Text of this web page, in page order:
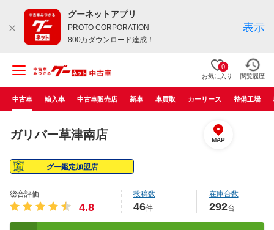
グーネットアプリ
PROTO CORPORATION
800万ダウンロード達成！
表示
0
お気に入り 閲覧履歴
中古車 輸入車 中古車販売店 新車 車買取 カーリース 整備工場
ガリバー草津南店 MAP
グー鑑定加盟店
総合評価
4.8
投稿数
46件
在庫台数
292台